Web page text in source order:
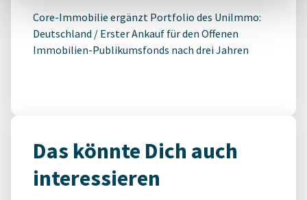
Core-Immobilie ergänzt Portfolio des UniImmo:
Deutschland / Erster Ankauf für den Offenen
Immobilien-Publikumsfonds nach drei Jahren
Das könnte Dich auch
interessieren